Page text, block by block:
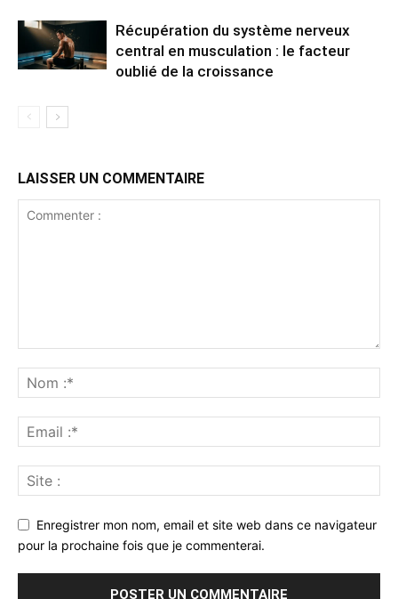
Récupération du système nerveux
central en musculation : le facteur
oublié de la croissance
LAISSER UN COMMENTAIRE
Enregistrer mon nom, email et site web dans ce navigateur
pour la prochaine fois que je commenterai.